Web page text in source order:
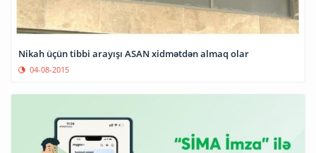
Nikah üçün tibbi arayışı ASAN xidmətdən almaq olar
04-08-2015